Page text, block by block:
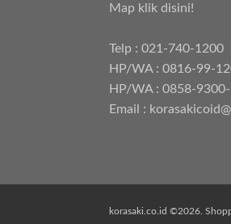
Map klik disini!
Telp : 021-740-1200
HP/WA : 0816-99-
HP/WA : 0858-
Email :
korasaki.co.id ©2026.